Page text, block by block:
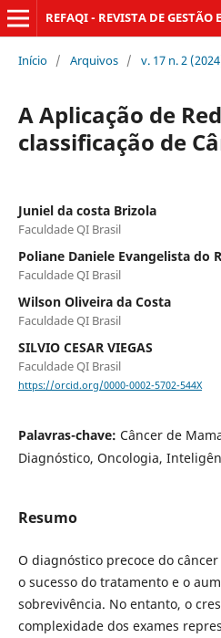
REFAQI - REVISTA DE GESTÃO
Início / Arquivos / v. 17 n. 2
A Aplicação de
classificação de
Juniel da costa Brizola
Faculdade QI Brasil
Poliane Daniele Evangelista do
Faculdade QI Brasil
Wilson Oliveira da Costa
Faculdade QI Brasil
SILVIO CESAR VIEGAS
Faculdade QI Brasil
https://orcid.org/0000-0002-5702-544X
Palavras-chave: Câncer de
Diagnóstico, Oncologia,
Resumo
O diagnóstico precoce do
o sucesso do tratamento e o
sobrevivência. No entanto, o
complexidade dos exames